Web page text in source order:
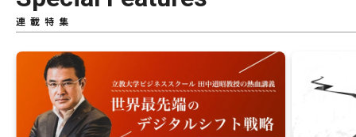
連載特集